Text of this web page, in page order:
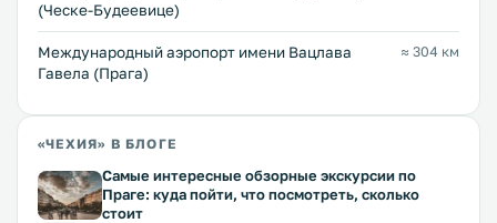
(Ческе-Будеевице)
Международный аэропорт имени Вацлава
Гавела (Прага)
≈ 304 км
«ЧЕХИЯ» В БЛОГЕ
Самые интересные обзорные экскурсии по
Праге: куда пойти, что посмотреть, сколько
стоит